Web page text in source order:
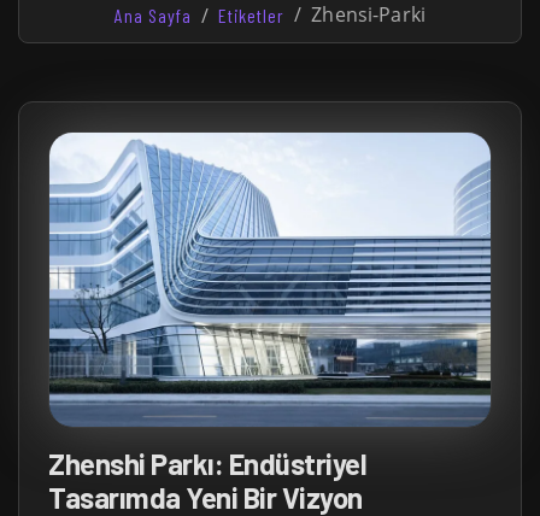
Ana Sayfa Etiketler Zhensi-Parki
Zhenshi Parkı: Endüstriyel
Tasarımda Yeni Bir Vizyon